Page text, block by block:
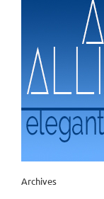
Archives